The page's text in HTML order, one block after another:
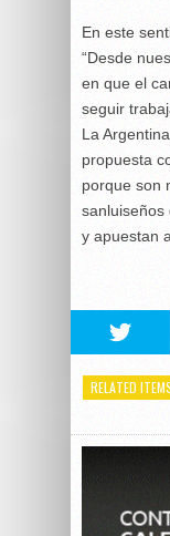
En este
“Desde
en que el
seguir
La
propuesta
porque son
sanluiseños
y apuestan
RELATED